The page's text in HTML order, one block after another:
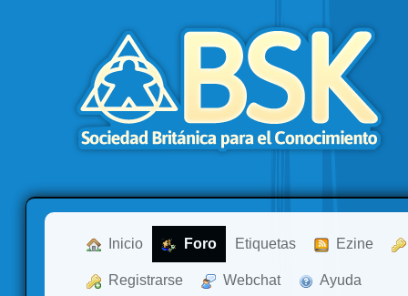
Inicio Foro Etiquetas Ezine
Registrarse Webchat Ayuda